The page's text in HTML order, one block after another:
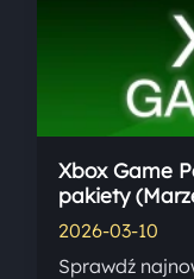
Xbox Game
pakiety
2026-03-10
Sprawdź